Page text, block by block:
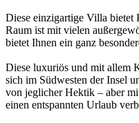
Diese einzigartige Villa bietet
Raum ist mit vielen
bietet Ihnen ein ganz
Diese luxuriös und mit allem
sich im Südwesten der Insel
von jeglicher Hektik – aber
einen entspannten Urlaub